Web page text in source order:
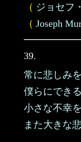
（ ジョセフ
（ Joseph
39.
常に悲しみ
僕らにでき
小さな不幸
また大きな